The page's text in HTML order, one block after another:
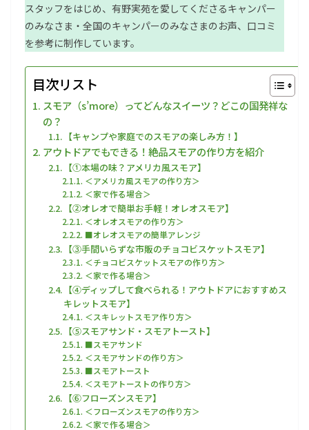
スタッフをはじめ、有野実苑を愛してくださるキャンパー
のみなさま・全国のキャンパーのみなさまのお声、口コミ
を参考に制作しています。
目次リスト
スモア（s’more）ってどんなスイーツ？どこの国発祥な
の？
【キャンプや家庭でのスモアの楽しみ方！】
アウトドアでもできる！絶品スモアの作り方を紹介
【①本場の味？アメリカ風スモア】
＜アメリカ風スモアの作り方＞
＜家で作る場合＞
【②オレオで簡単お手軽！オレオスモア】
＜オレオスモアの作り方＞
■オレオスモアの簡単アレンジ
【③手間いらずな市販のチョコビスケットスモア】
＜チョコビスケットスモアの作り方＞
＜家で作る場合＞
【④ディップして食べられる！アウトドアにおすすめス
キレットスモア】
＜スキレットスモア作り方＞
【⑤スモアサンド・スモアトースト】
■スモアサンド
＜スモアサンドの作り方＞
■スモアトースト
＜スモアトーストの作り方＞
【⑥フローズンスモア】
＜フローズンスモアの作り方＞
＜家で作る場合＞